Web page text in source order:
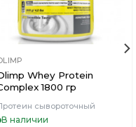
Whey Protein
1800 гр
сывороточный
В наличии